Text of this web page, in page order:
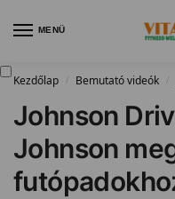
MENÜ
Kezdőlap / Bemutató videók /
Johnson
Johnson